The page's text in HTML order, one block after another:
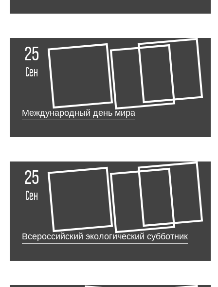
25
Сен
Международный день мира
25
Сен
Всероссийский экологический субботник